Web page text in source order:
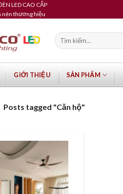
LED CAO CẤP
nên thương hiệu
Tìm
kiếm:
GIỚI THIỆU SẢN PHẨM
Posts tagged "Căn hộ"